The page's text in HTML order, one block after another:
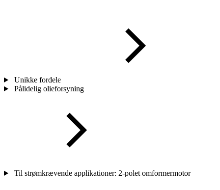
Unikke fordele
Pålidelig olieforsyning
Til strømkrævende applikationer: 2-polet omformermotor